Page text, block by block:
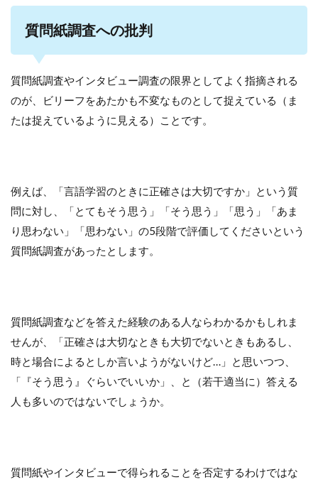
質問紙調査への批判
質問紙調査やインタビュー調査の限界としてよく指摘される
のが、ビリーフをあたかも不変なものとして捉えている（ま
たは捉えているように見える）ことです。
例えば、「言語学習のときに正確さは大切ですか」という質
問に対し、「とてもそう思う」「そう思う」「思う」「あま
り思わない」「思わない」の5段階で評価してくださいという
質問紙調査があったとします。
質問紙調査などを答えた経験のある人ならわかるかもしれま
せんが、「正確さは大切なときも大切でないときもあるし、
時と場合によるとしか言いようがないけど…」と思いつつ、
「『そう思う』ぐらいでいいか」、と（若干適当に）答える
人も多いのではないでしょうか。
質問紙やインタビューで得られることを否定するわけではな